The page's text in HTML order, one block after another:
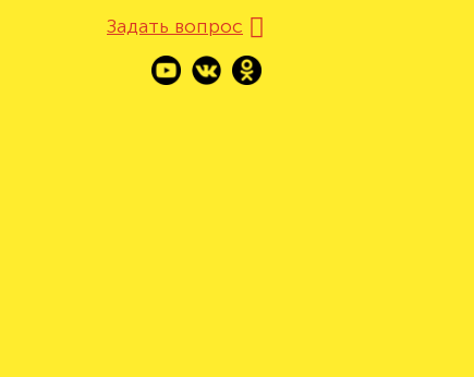
Задать вопрос